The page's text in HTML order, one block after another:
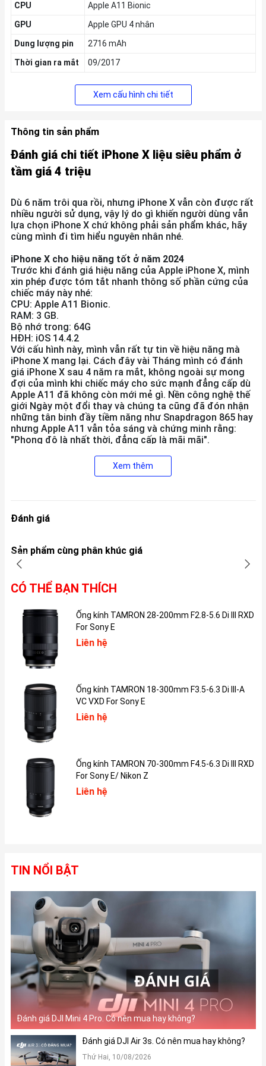
CPU
Apple A11 Bionic
GPU
Apple GPU 4 nhân
Dung lượng pin
2716 mAh
Thời gian ra mắt
09/2017
Xem cấu hình chi tiết
Thông tin sản phẩm
Đánh giá chi tiết iPhone X liệu siêu phẩm ở
tầm giá 4 triệu
Dù 6 năm trôi qua rồi, nhưng iPhone X vẫn còn được rất
nhiều người sử dụng, vậy lý do gì khiến người dùng vẫn
lựa chọn iPhone X chứ không phải sản phẩm khác, hãy
cùng mình đi tìm hiểu nguyên nhân nhé.
iPhone X cho hiệu năng tốt ở năm 2024
Trước khi đánh giá hiệu năng của Apple iPhone X, mình
xin phép được tóm tắt nhanh thông số phần cứng của
chiếc máy này nhé:
CPU: Apple A11 Bionic.
RAM: 3 GB.
Bộ nhớ trong: 64G
HĐH: iOS 14.4.2
Với cấu hình này, mình vẫn rất tự tin về hiệu năng mà
iPhone X mang lại. Cách đây vài Tháng mình có đánh
giá iPhone X sau 4 năm ra mắt, không ngoài sự mong
đợi của mình khi chiếc máy cho sức mạnh đẳng cấp dù
Apple A11 đã không còn mới mẻ gì. Nền công nghệ thế
giới Ngày một đổi thay và chúng ta cũng đã đón nhận
những tân binh đầy tiềm năng như Snapdragon 865 hay
nhưng Apple A11 vẫn tỏa sáng và chứng minh rằng:
"Phong độ là nhất thời, đẳng cấp là mãi mãi".
Mình đã sử dụng đến một số phần mềm quen thuộc để
GeekBench 5: iPhone X có số điểm lõi đơn là 918 điểm,
trong khi đó đa lõi đạt 2.365 điểm.
AnTuTu: Phần mềm này cho điểm trung bình của iPhone
X là 203.215 điểm, với CPU đạt hơn 76 ngàn điểm và
GPU đạt hơn 60 ngàn điểm.
Bên cạnh việc test hiệu năng qua các phần mềm chấm
điểm, mình còn trực tiếp trải nghiệm thực tế để đánh
giá một cách khách quan nhất có thể. Mình đã chiến
ngay hai trong số những tựa game phổ biến gồm: Liên
Quân Mobile và PUBG Mobile.
động mượt mà ở mức FPS tối đa là 30. Với Apple A11
bạn cứ tự tin bật FPS cao (tối đa là 60) nha, vì khung
hình không chỉ ổn định mà còn dao động ở mức cao
59-60 FPS. Chính nhờ đó, mình đã rất tự tin solo cân
team và chấp luôn 2, 3 đối thủ cùng một lúc.
Còn ở tựa game PUBG Mobile, iPhone X cho phép mình
bật đồ họa lên mức HDR và tốc độ khung hình lên mức
cao. Không cần bất kì đồng đội hỗ trợ nào, cái mình
cần đơn giản chỉ là một chiếc smartphone mang đến
độ ổn định cao và một khẩu súng có tính sát thương
chí mạng
Xem thêm
Đánh giá
Sản phẩm cùng phân khúc giá
CÓ THỂ BẠN THÍCH
Ống kính TAMRON 28-200mm F2.8-5.6 Di III RXD
For Sony E
Liên hệ
Ống kính TAMRON 18-300mm F3.5-6.3 Di III-A
VC VXD For Sony E
Liên hệ
Ống kính TAMRON 70-300mm F4.5-6.3 Di III RXD
For Sony E/ Nikon Z
Liên hệ
TIN NỔI BẬT
Đánh giá DJI Mini 4 Pro. Có nên mua hay không?
Đánh giá DJI Air 3s. Có nên mua hay không?
Thứ Hai, 10/08/2026